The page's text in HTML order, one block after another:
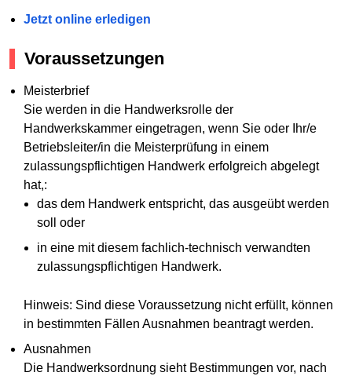
Jetzt online erledigen
Voraussetzungen
Meisterbrief
Sie werden in die Handwerksrolle der
Handwerkskammer eingetragen, wenn Sie oder Ihr/e
Betriebsleiter/in die Meisterprüfung in einem
zulassungspflichtigen Handwerk erfolgreich abgelegt
hat,:
das dem Handwerk entspricht, das ausgeübt werden
soll oder
in eine mit diesem fachlich-technisch verwandten
zulassungspflichtigen Handwerk.
Hinweis: Sind diese Voraussetzung nicht erfüllt, können
in bestimmten Fällen Ausnahmen beantragt werden.
Ausnahmen
Die Handwerksordnung sieht Bestimmungen vor, nach